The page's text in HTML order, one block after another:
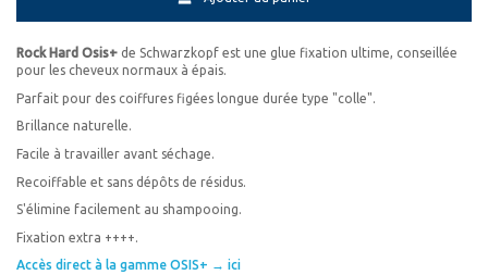
Rock Hard Osis+ de Schwarzkopf est une glue fixation ultime, conseillée
pour les cheveux normaux à épais.
Parfait pour des coiffures figées longue durée type "colle".
Brillance naturelle.
Facile à travailler avant séchage.
Recoiffable et sans dépôts de résidus.
S'élimine facilement au shampooing.
Fixation extra ++++.
Accès direct à la gamme OSIS+ → ici